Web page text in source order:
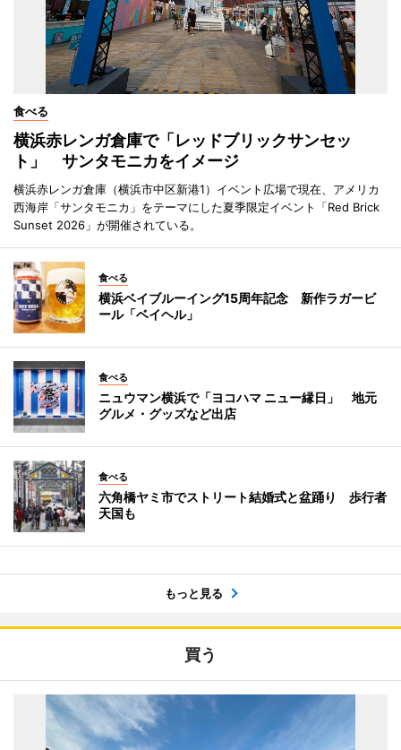
食べる
横浜赤レンガ倉庫で「レッドブリックサンセッ
ト」 サンタモニカをイメージ
横浜赤レンガ倉庫（横浜市中区新港1）イベント広場で現在、アメリカ
西海岸「サンタモニカ」をテーマにした夏季限定イベント「Red Brick
Sunset 2026」が開催されている。
食べる
横浜ベイブルーイング15周年記念 新作ラガービ
ール「ベイヘル」
食べる
ニュウマン横浜で「ヨコハマ ニュー縁日」 地元
グルメ・グッズなど出店
食べる
六角橋ヤミ市でストリート結婚式と盆踊り 歩行者
天国も
もっと見る
買う